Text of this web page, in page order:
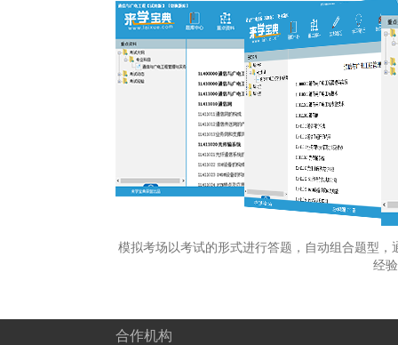
模拟考场以考试的形式进行答题，自动组合题型
经
合作机构